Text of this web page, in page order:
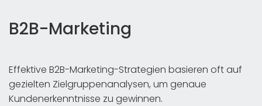
B2B-Marketing
Effektive B2B-Marketing-Strategien basieren oft auf
gezielten Zielgruppenanalysen, um genaue
Kundenerkenntnisse zu gewinnen.